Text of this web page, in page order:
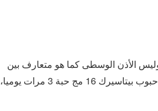
وليس الأذن الوسطى كما هو متعارف بين
الناس، وهذه الدوخة سرعان ما تتلاشى تدريجيا مع الوقت، ولا يمكنك تناول حبوب بيتاسيرك 16 مج حبة 3 مرات يوميا،